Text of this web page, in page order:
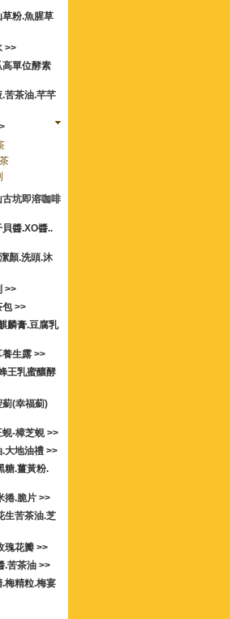
粉.魚腥草
>>
單位酵素
苦茶油.芊芊
坑即溶咖啡
醬.XO醬..
顏.洗頭.沐
>>
包 >>
麟膏.豆腐乳
生露 >>
王乳蜜釀酵
(幸福薊)
-樟芝蜆 >>
大地油禮 >>
糖.薑黃粉.
捲.脆片 >>
生苦茶油.芝
瑰花瓣 >>
.苦茶油 >>
梅精粒.梅宴